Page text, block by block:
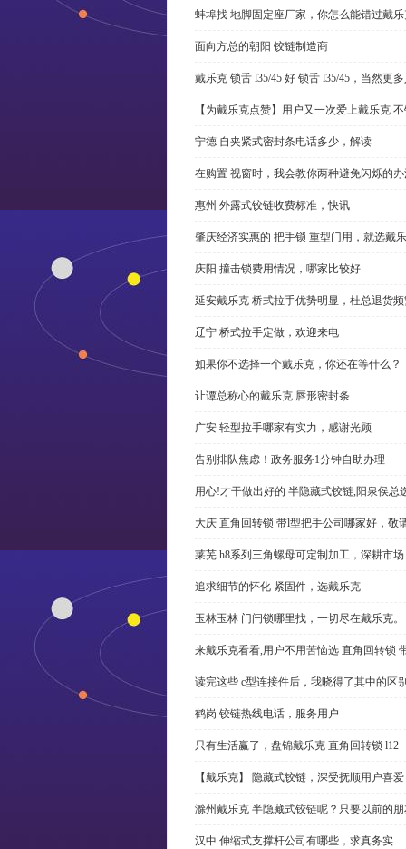
蚌埠找 地脚固定座厂家，你怎么能错过戴
面向方总的朝阳 铰链制造商
戴乐克 锁舌 l35/45 好 锁舌 l35/45，当然更
【为戴乐克点赞】用户又一次爱上戴乐克
宁德 自夹紧式密封条电话多少，解读
在购置 视窗时，我会教你两种避免闪烁的
惠州 外露式铰链收费标准，快讯
肇庆经济实惠的 把手锁 重型门用，就选戴
庆阳 撞击锁费用情况，哪家比较好
延安戴乐克 桥式拉手优势明显，杜总退货
辽宁 桥式拉手定做，欢迎来电
如果你不选择一个戴乐克，你还在等什么？
让谭总称心的戴乐克 唇形密封条
广安 轻型拉手哪家有实力，感谢光顾
告别排队焦虑！政务服务1分钟自助办理
用心!才干做出好的 半隐藏式铰链,阳泉侯总
大庆 直角回转锁 带l型把手公司哪家好，敬
莱芜 h8系列三角螺母可定制加工，深耕市场
追求细节的怀化 紧固件，选戴乐克
玉林玉林 门闩锁哪里找，一切尽在戴乐克。
来戴乐克看看,用户不用苦恼选 直角回转锁
读完这些 c型连接件后，我晓得了其中的区
鹤岗 铰链热线电话，服务用户
只有生活赢了，盘锦戴乐克 直角回转锁 l12
【戴乐克】 隐藏式铰链，深受抚顺用户喜
滁州戴乐克 半隐藏式铰链呢？只要以前的
汉中 伸缩式支撑杆公司有哪些，求真务实